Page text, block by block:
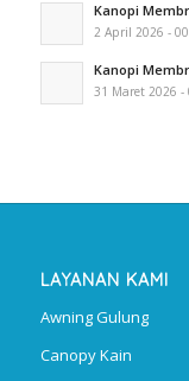
Kanopi
2 April 2026 -
Kanopi
31 Maret 2026 -
LAYANAN KAMI
Awning Gulung
Canopy Kain